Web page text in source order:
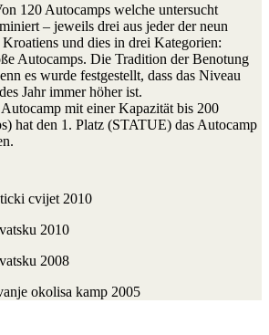
120 Autocamps welche untersucht
– jeweils drei aus jeder der neun
und dies in drei Kategorien:
Autocamps. Die Tradition der Benotung
es wurde festgestellt, dass das Niveau
Jahr immer höher ist.
Autocamp mit einer Kapazität bis 200
hat den 1. Platz (STATUE) das Autocamp